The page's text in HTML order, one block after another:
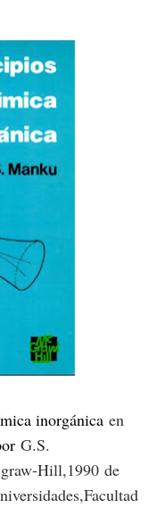
inorgánicaen
G.S.
Hill,1990 de